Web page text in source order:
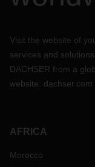
Visit the website of
services and
DACHSER from a
website: dachser.com
AFRICA
Morocco